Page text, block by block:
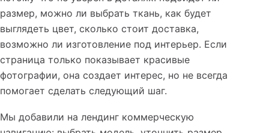
размер, можно ли выбрать ткань, как будет
выглядеть цвет, сколько стоит доставка,
возможно ли изготовление под интерьер. Если
страница только показывает красивые
фотографии, она создает интерес, но не всегда
помогает сделать следующий шаг.
Мы добавили на лендинг коммерческую